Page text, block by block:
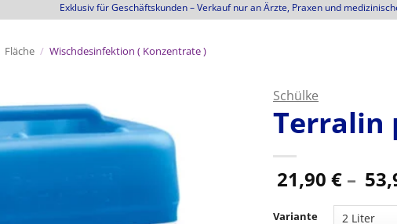
Exklusiv für Geschäftskunden –Verkauf nur an Ärzte, Praxen und
Fläche / Wischdesinfektion ( Konzentrate )
Schülke
Terralin
21,90 € –
Variante